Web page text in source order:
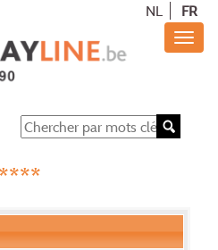
NL FR